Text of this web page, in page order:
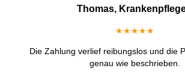
Thomas,
★★★★★
Die Zahlung verlief reibungslos und die
genau wie beschrieben.